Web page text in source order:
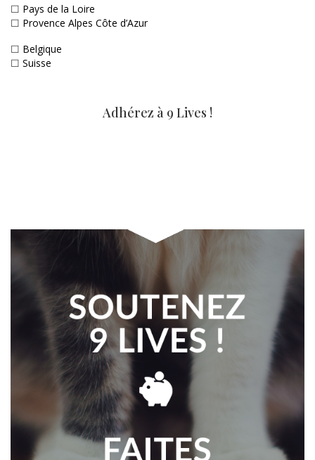
☐ Pays de la Loire
☐ Provence Alpes Côte d’Azur
☐ Belgique
☐ Suisse
Adhérez à 9 Lives !